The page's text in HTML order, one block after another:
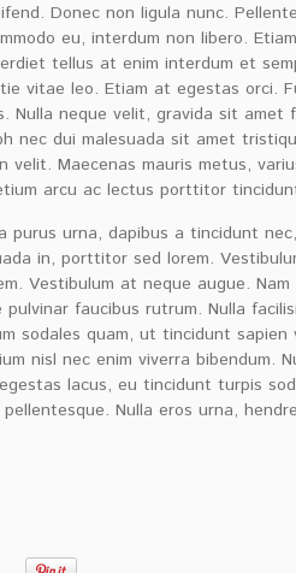
Donec non ligula nunc.
eu, interdum non libero.
tellus at enim interdum et
vitae leo. Etiam at egestas orci.
Nulla neque velit, gravida sit
nec dui malesuada sit amet
velit. Maecenas mauris metus,
arcu ac lectus porttitor
purus urna, dapibus a tincidunt
in, porttitor sed lorem.
Vestibulum at neque augue.
pulvinar faucibus rutrum. Nulla
sodales quam, ut tincidunt
nisl nec enim viverra bibendum.
lacus, eu tincidunt turpis
Nulla eros urna,